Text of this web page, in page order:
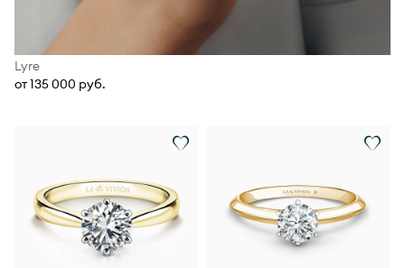
Lyre
от 135 000 руб.